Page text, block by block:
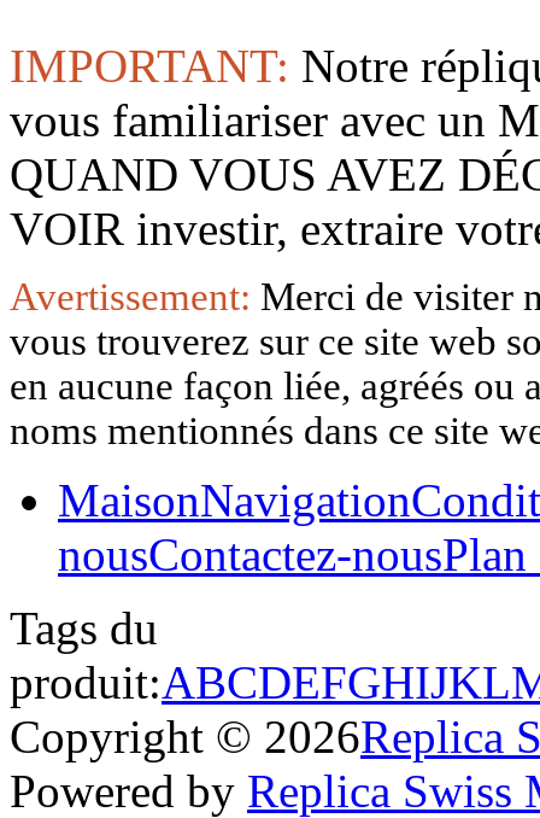
IMPORTANT: Notre
vous familiariser avec un
QUAND VOUS AVEZ
VOIR investir, extraire
Avertissement: Merci de visiter
vous trouverez sur ce site web
en aucune façon liée, agréés
noms mentionnés dans ce site
MaisonNavigation
nousContactez-nousPlan
Tags du
produit:ABCDEFGHIJKL
Copyright © 2026Replica
Powered by Replica Swiss